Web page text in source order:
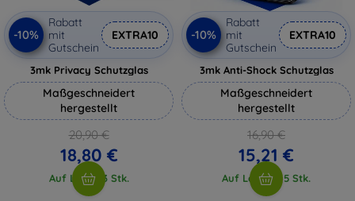
-10%
Rabatt
mit
Gutschein
EXTRA10
3mk Privacy Schutzglas
Maßgeschneidert
hergestellt
20,90 €
18,80 €
Auf Lager 3 Stk.
-10%
Rabatt
mit
Gutschein
EXTRA10
3mk Anti-Shock Schutzglas
Maßgeschneidert
hergestellt
16,90 €
15,21 €
Auf Lager > 5 Stk.